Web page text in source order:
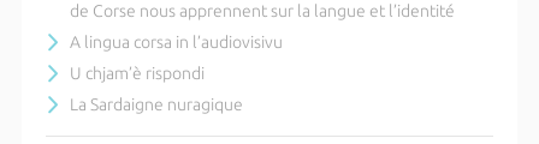
de Corse nous apprennent sur la langue et l’identité
A lingua corsa in l’audiovisivu
U chjam’è rispondi
La Sardaigne nuragique